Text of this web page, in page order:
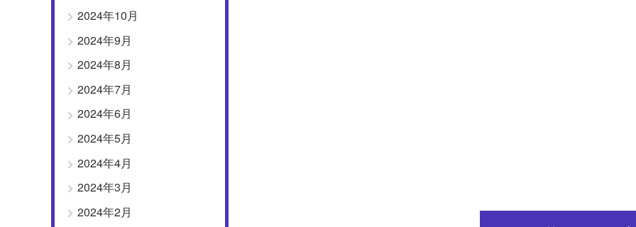
2024年10月
2024年9月
2024年8月
2024年7月
2024年6月
2024年5月
2024年4月
2024年3月
2024年2月